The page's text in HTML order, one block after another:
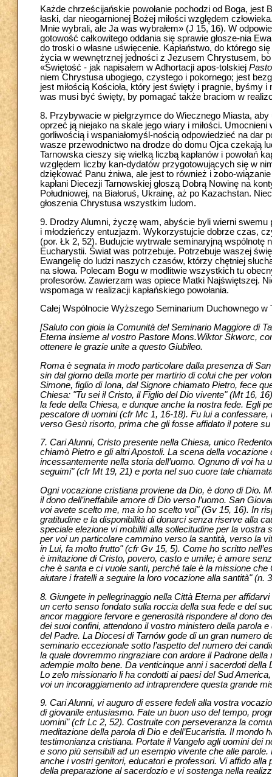
Każde chrześcijańskie powołanie pochodzi od Boga, jest
łaski, dar nieogarnionej Bożej miłości względem
Mnie wybrali, ale Ja was wybrałem» (J 15, 16). W
gotowość całkowitego oddania się sprawie głosze-nia
do troski o własne uświęcenie. Kapłaństwo, do którego
życia w wewnętrznej jedności z Jezusem Chrystusem,
«Świętość - jak napisałem w Adhortacji apos-tolskiej
niem Chrystusa ubogiego, czystego i pokornego; jest
jest miłością Kościoła, który jest święty i pragnie,
was musi być święty, by pomagać także braciom w
8. Przybywacie w pielgrzymce do Wiecznego Miasta,
oprzeć ją niejako na skale jego wiary i miłości.
gorliwością i wspaniałomyśl-nością odpowiedzieć na dar
wasze przewodnictwo na drodze do domu Ojca czekają
Tarnowska cieszy się wielką liczbą kapłanów i powołań
względem liczby kan-dydatów przygotowujących się w
dziękować Panu żniwa, ale jest to również i zobo-
kapłani Diecezji Tarnowskiej głoszą Dobrą Nowinę na
Południowej, na Białoruś, Ukrainę, aż po Kazachstan.
głoszenia Chrystusa wszystkim ludom.
9. Drodzy Alumni, życzę wam, abyście byli wierni swemu
i młodzieńczy entuzjazm. Wykorzystujcie dobrze czas,
(por. Łk 2, 52). Budujcie wytrwale seminaryjną wspólnotę
Eucharystii. Świat was potrzebuje. Potrzebuje waszej
Ewangelię do ludzi naszych czasów, którzy chętniej
na słowa. Polecam Bogu w modlitwie wszystkich tu
profesorów. Zawierzam was opiece Matki Najświętszej.
wspomaga w realizacji kapłańskiego powołania.
Całej Wspólnocie Wyższego Seminarium Duchownego w
[Saluto con gioia la Comunità del Seminario Maggiore di
Eterna insieme al vostro Pastore Mons.Wiktor Skworc,
ottenere le grazie unite a questo Giubileo.
Roma è segnata in modo particolare dalla presenza di
sin dal giorno della morte per martirio di colui che per
Simone, figlio di Iona, dal Signore chiamato Pietro, fece
Chiesa: "Tu sei il Cristo, il Figlio del Dio vivente" (Mt 16,
la fede della Chiesa, e dunque anche la nostra fede. Egli
pescatore di uomini (cfr Mc 1, 16-18). Fu lui a
verso Gesù risorto, prima che gli fosse affidato il potere
7. Cari Alunni, Cristo presente nella Chiesa, unico
chiamò Pietro e gli altri Apostoli. La scena della
incessantemente nella storia dell’uomo. Ognuno di voi
seguimi" (cfr Mt 19, 21) e porta nel suo cuore tale
Ogni vocazione cristiana proviene da Dio, è dono di Dio.
il dono dell’ineffabile amore di Dio verso l’uomo. San
voi avete scelto me, ma io ho scelto voi" (Gv 15, 16). In
gratitudine e la disponibilità di donarci senza riserve alla
speciale elezione vi mobiliti alla sollecitudine per la
per voi un particolare cammino verso la santità, verso la
in Lui, fa molto frutto" (cfr Gv 15, 5). Come ho scritto
è imitazione di Cristo, povero, casto e umile; è amore
che è santa e ci vuole santi, perché tale è la missione
aiutare i fratelli a seguire la loro vocazione alla santità" (n.
8. Giungete in pellegrinaggio nella Città Eterna per
un certo senso fondato sulla roccia della sua fede e del
ancor maggiore fervore e generosità rispondere al dono
dei suoi confini, attendono il vostro ministero della parola
del Padre. La Diocesi di Tarnów gode di un gran numero
seminario eccezionale sotto l’aspetto del numero dei
la quale dovremmo ringraziare con ardore il Padrone
adempie molto bene. Da venticinque anni i sacerdoti
Lo zelo missionario li ha condotti ai paesi del Sud
voi un incoraggiamento ad intraprendere questa grande
9. Cari Alunni, vi auguro di essere fedeli alla vostra
di giovanile entusiasmo. Fate un buon uso del tempo,
uomini" (cfr Lc 2, 52). Costruite con perseveranza la
meditazione della parola di Dio e dell’Eucaristia. Il
testimonianza cristiana. Portate il Vangelo agli uomini dei
e sono più sensibili ad un esempio vivente che alle
anche i vostri genitori, educatori e professori. Vi affido
della preparazione al sacerdozio e vi sostenga nella